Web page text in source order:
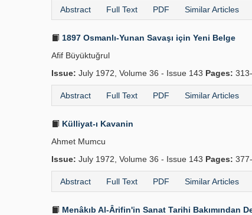
Abstract Full Text PDF Similar Articles
1897 Osmanlı-Yunan Savaşı için Yeni Belge
Afif Büyüktuğrul
Issue: July 1972, Volume 36 - Issue 143 Pages:
Abstract Full Text PDF Similar Articles
Külliyat-ı Kavanin
Ahmet Mumcu
Issue: July 1972, Volume 36 - Issue 143 Pages:
Abstract Full Text PDF Similar Articles
Menâkıb Al-Ârifin'in Sanat Tarihi Bakımından